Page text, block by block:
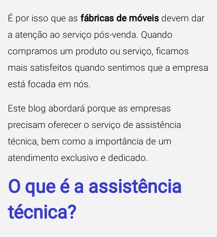
É por isso que as fábricas de móveis devem dar
a atenção ao serviço pós-venda. Quando
compramos um produto ou serviço, ficamos
mais satisfeitos quando sentimos que a empresa
está focada em nós.
Este blog abordará porque as empresas
precisam oferecer o serviço de assistência
técnica, bem como a importância de um
atendimento exclusivo e dedicado.
O que é a assistência
técnica?